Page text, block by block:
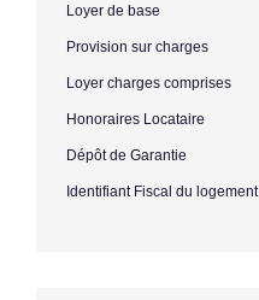
Loyer de base
Provision sur charges
Loyer charges comprises
Honoraires Locataire
Dépôt de Garantie
Identifiant Fiscal du logement